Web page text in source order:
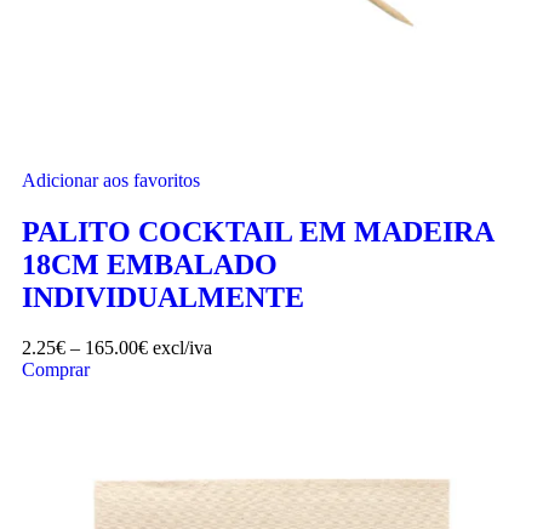
Adicionar aos favoritos
PALITO COCKTAIL EM MADEIRA
18CM EMBALADO
INDIVIDUALMENTE
2.25€ – 165.00€ excl/iva
Comprar